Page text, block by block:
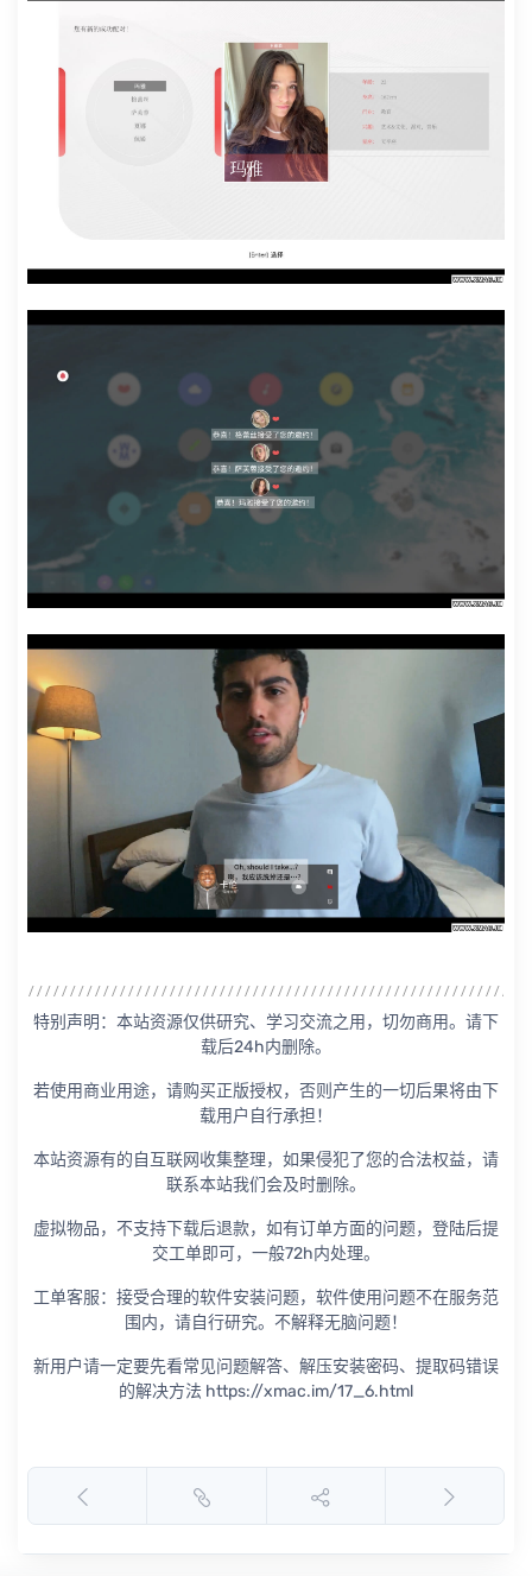
特别声明：本站资源仅供研究、学习交流之用，切勿商用。请下
载后24h内删除。
若使用商业用途，请购买正版授权，否则产生的一切后果将由下
载用户自行承担！
本站资源有的自互联网收集整理，如果侵犯了您的合法权益，请
联系本站我们会及时删除。
虚拟物品，不支持下载后退款，如有订单方面的问题，登陆后提
交工单即可，一般72h内处理。
工单客服：接受合理的软件安装问题，软件使用问题不在服务范
围内，请自行研究。不解释无脑问题！
新用户请一定要先看常见问题解答、解压安装密码、提取码错误
的解决方法 https://xmac.im/17_6.html